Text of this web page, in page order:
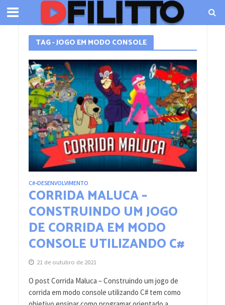
TAG - JOGO EM MODO CONSOLE
C#•DESENVOLVIMENTO
CORRIDA MALUCA –
CONSTRUINDO UM JOGO
DE CORRIDA EM MODO
CONSOLE UTILIZANDO C#
21 de outubro de 2021
O post Corrida Maluca – Construindo um jogo de
corrida em modo console utilizando C# tem como